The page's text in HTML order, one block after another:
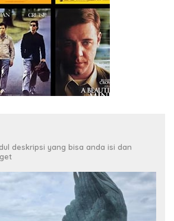
deskripsi yang bisa anda isi dan